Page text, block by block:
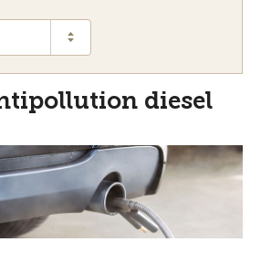
diesel